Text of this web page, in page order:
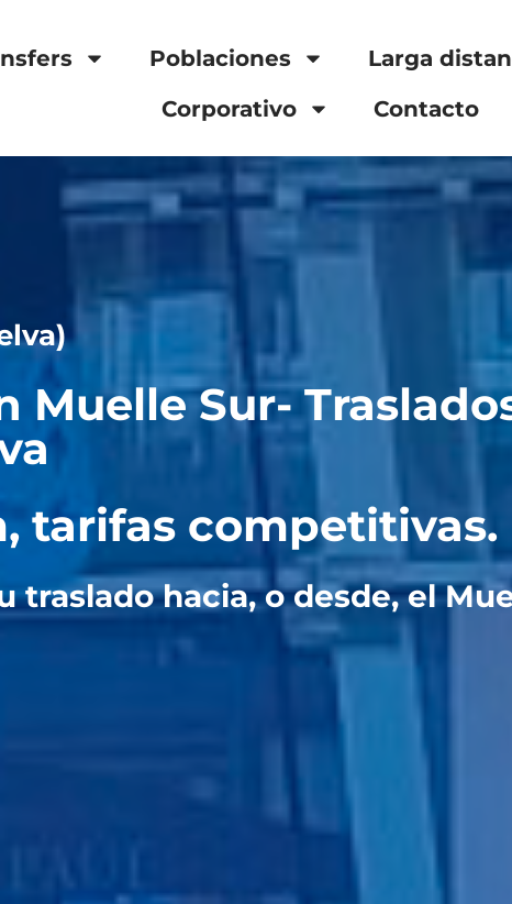
Poblaciones Larga
Corporativo
Contacto
Muelle Sur-
tarifas competitivas.
traslado hacia, o desde, el